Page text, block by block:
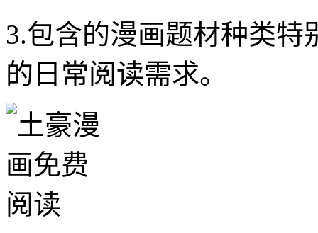
3.包含的漫画题材种类
的日常阅读需求。